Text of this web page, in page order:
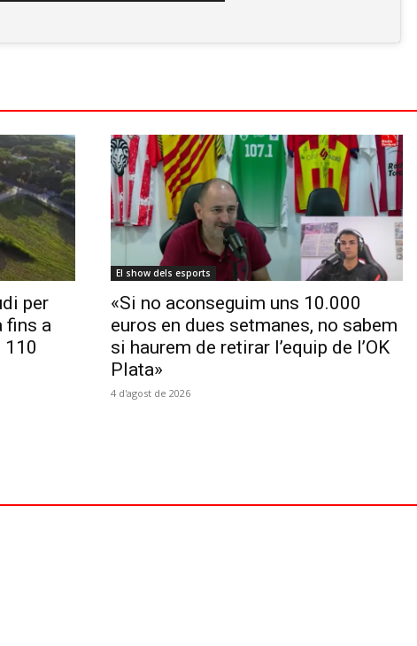
per
fins a
110
El show dels esports
«Si no aconseguim uns 10.000
euros en dues setmanes, no sabem
si haurem de retirar l’equip de l’OK
Plata»
4 d'agost de 2026